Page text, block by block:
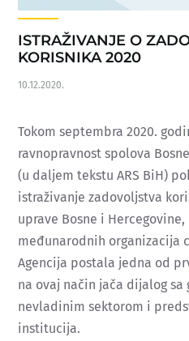
ISTRAŽIVANJE O
KORISNIKA 2020
10.12.2020.
Tokom septembra 2020.
ravnopravnost spolova
(u daljem tekstu ARS BiH)
istraživanje zadovoljstva
uprave Bosne i
međunarodnih organizacija
Agencija postala jedna od
na ovaj način jača dijalog
nevladinim sektorom i
institucija.